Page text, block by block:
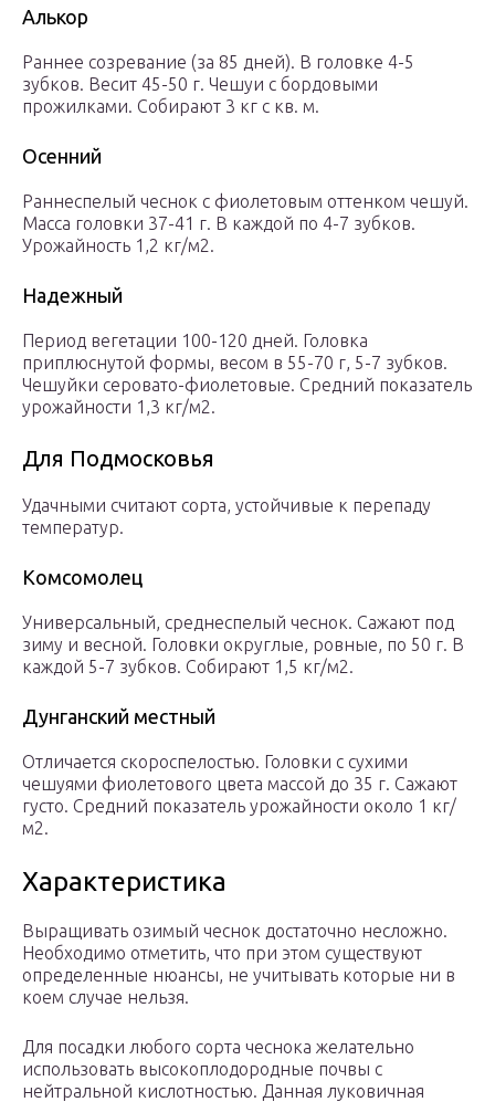
Алькор
Раннее созревание (за 85 дней). В головке 4-5
зубков. Весит 45-50 г. Чешуи с бордовыми
прожилками. Собирают 3 кг с кв. м.
Осенний
Раннеспелый чеснок с фиолетовым оттенком чешуй.
Масса головки 37-41 г. В каждой по 4-7 зубков.
Урожайность 1,2 кг/м2.
Надежный
Период вегетации 100-120 дней. Головка
приплюснутой формы, весом в 55-70 г, 5-7 зубков.
Чешуйки серовато-фиолетовые. Средний показатель
урожайности 1,3 кг/м2.
Для Подмосковья
Удачными считают сорта, устойчивые к перепаду
температур.
Комсомолец
Универсальный, среднеспелый чеснок. Сажают под
зиму и весной. Головки округлые, ровные, по 50 г. В
каждой 5-7 зубков. Собирают 1,5 кг/м2.
Дунганский местный
Отличается скороспелостью. Головки с сухими
чешуями фиолетового цвета массой до 35 г. Сажают
густо. Средний показатель урожайности около 1 кг/
м2.
Характеристика
Выращивать озимый чеснок достаточно несложно.
Необходимо отметить, что при этом существуют
определенные нюансы, не учитывать которые ни в
коем случае нельзя.
Для посадки любого сорта чеснока желательно
использовать высокоплодородные почвы с
нейтральной кислотностью. Данная луковичная